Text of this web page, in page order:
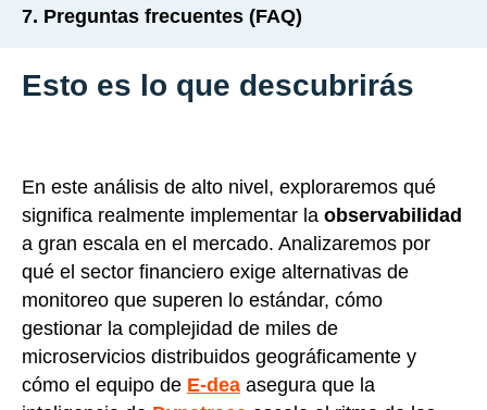
7. Preguntas frecuentes (FAQ)
Esto es lo que descubrirás
En este análisis de alto nivel, exploraremos qué
significa realmente implementar la observabilidad
a gran escala en el mercado. Analizaremos por
qué el sector financiero exige alternativas de
monitoreo que superen lo estándar, cómo
gestionar la complejidad de miles de
microservicios distribuidos geográficamente y
cómo el equipo de E-dea asegura que la